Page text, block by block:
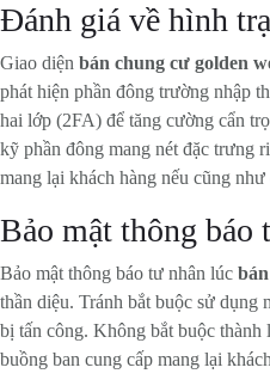
Đánh giá về hình
Giao diện bán chung cư golden
phát hiện phần đông trường nhập
hai lớp (2FA) để tăng cường cẩn
kỹ phần đông mang nét đặc trưng
mang lại khách hàng nếu cũng
Bảo mật thông báo
Bảo mật thông báo tư nhân lúc
thần diệu. Tránh bắt buộc sử dụng
bị tấn công. Không bắt buộc thành
buồng ban cung cấp mang lại